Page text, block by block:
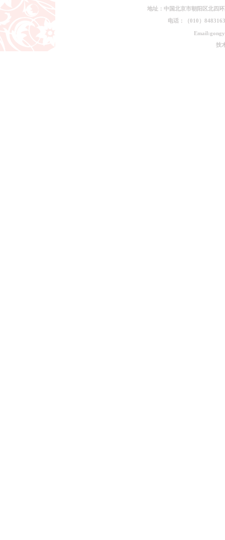
地址：中国北京市朝阳区北四
电话：（010）
技